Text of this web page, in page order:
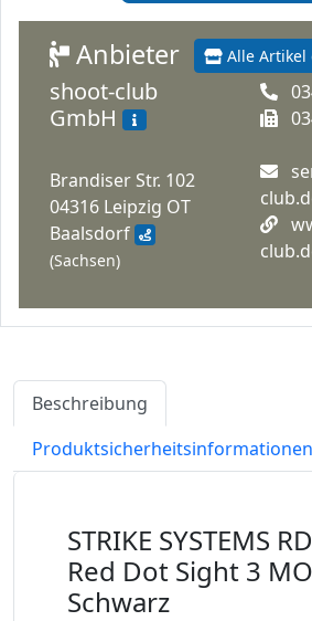
Alle Artikel
Anbieter
shoot-club
GmbH
Brandiser Str. 102
04316 Leipzig OT
Baalsdorf
(Sachsen)
Beschreibung
Produktsicherheitsinformationen
STRIKE SYSTEMS
Red Dot Sight 3
Schwarz